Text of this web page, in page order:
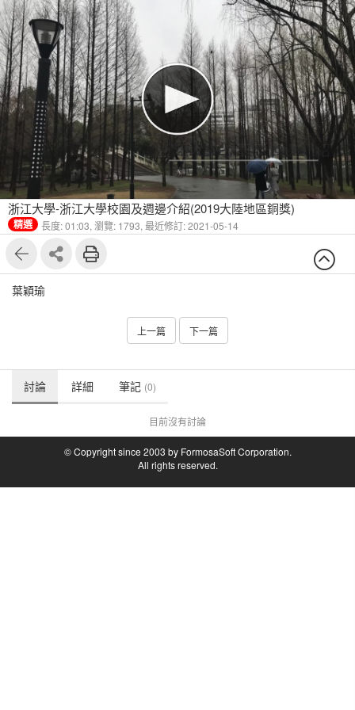
浙江大學-浙江大學校園及週邊介紹(2019大陸地區銅獎)
精選 長度: 01:03, 瀏覽: 1793, 最近修訂: 2021-05-14
葉穎瑜
上一篇 下一篇
討論 詳細 筆記 (0)
目前沒有討論
© Copyright since 2003 by FormosaSoft Corporation.
All rights reserved.